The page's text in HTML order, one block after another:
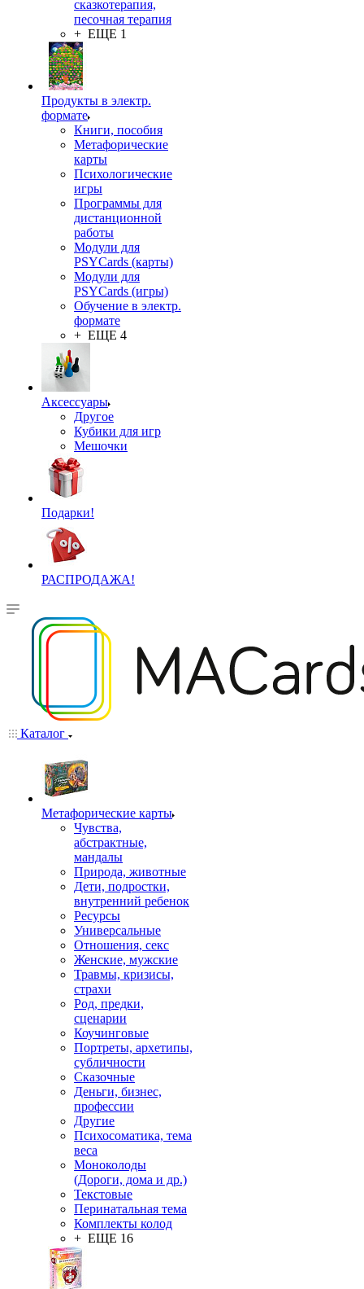
сказкотерапия,
песочная терапия
+ ЕЩЕ 1
Продукты в электр.
формате
Книги, пособия
Метафорические
карты
Психологические
игры
Программы для
дистанционной
работы
Модули для
PSYCards (карты)
Модули для
PSYCards (игры)
Обучение в электр.
формате
+ ЕЩЕ 4
Аксессуары
Другое
Кубики для игр
Мешочки
Подарки!
РАСПРОДАЖА!
Каталог
Mетафорические карты
Чувства,
абстрактные,
мандалы
Природа, животные
Дети, подростки,
внутренний ребенок
Ресурсы
Универсальные
Отношения, секс
Женские, мужские
Травмы, кризисы,
страхи
Род, предки,
сценарии
Коучинговые
Портреты, архетипы,
субличности
Сказочные
Деньги, бизнес,
профессии
Другие
Психосоматика, тема
веса
Моноколоды
(Дороги, дома и др.)
Текстовые
Перинатальная тема
Комплекты колод
+ ЕЩЕ 16